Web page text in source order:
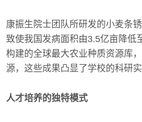
康振生院士团队所研发的小麦条
致使我国发病面积由3.5亿亩降低
构建的全球最大农业种质资源库
源，这些成果凸显了学校的科研实
人才培养的独特模式